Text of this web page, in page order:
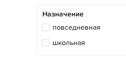
трикотажная
Назначение
повседневная
школьная